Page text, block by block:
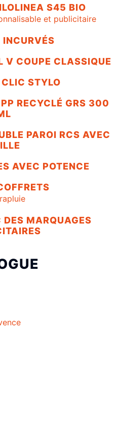
S45 BIO
INCURVÉS
V COUPE CLASSIQUE
STYLO
RECYCLÉ GRS 300
PAROI RCS AVEC
AVEC POTENCE
DES MARQUAGES